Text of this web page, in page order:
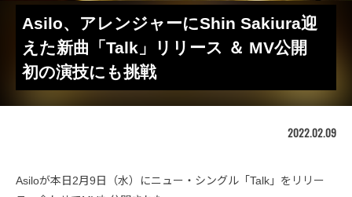
Asilo、アレンジャーにShin Sakiura迎
えた新曲「Talk」リリース ＆ MV公開
初の演技にも挑戦
2022.02.09
Asiloが本日2月9日（水）にニュー・シングル「Talk」をリリー